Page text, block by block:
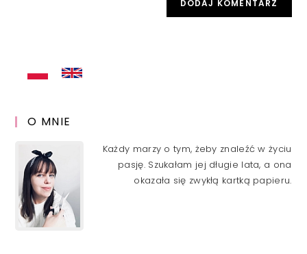
O MNIE
Każdy marzy o tym, żeby znaleźć w życiu
pasję. Szukałam jej długie lata, a ona
okazała się zwykłą kartką papieru.